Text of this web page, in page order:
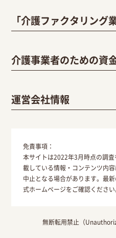
「介護ファクタリング
介護事業者のための資
運営会社情報
免責事項：
本サイトは2022年3月時点の調
載している情報・コンテンツ内
中止となる場合があります。最
式ホームページをご確認ください
無断転用禁止（